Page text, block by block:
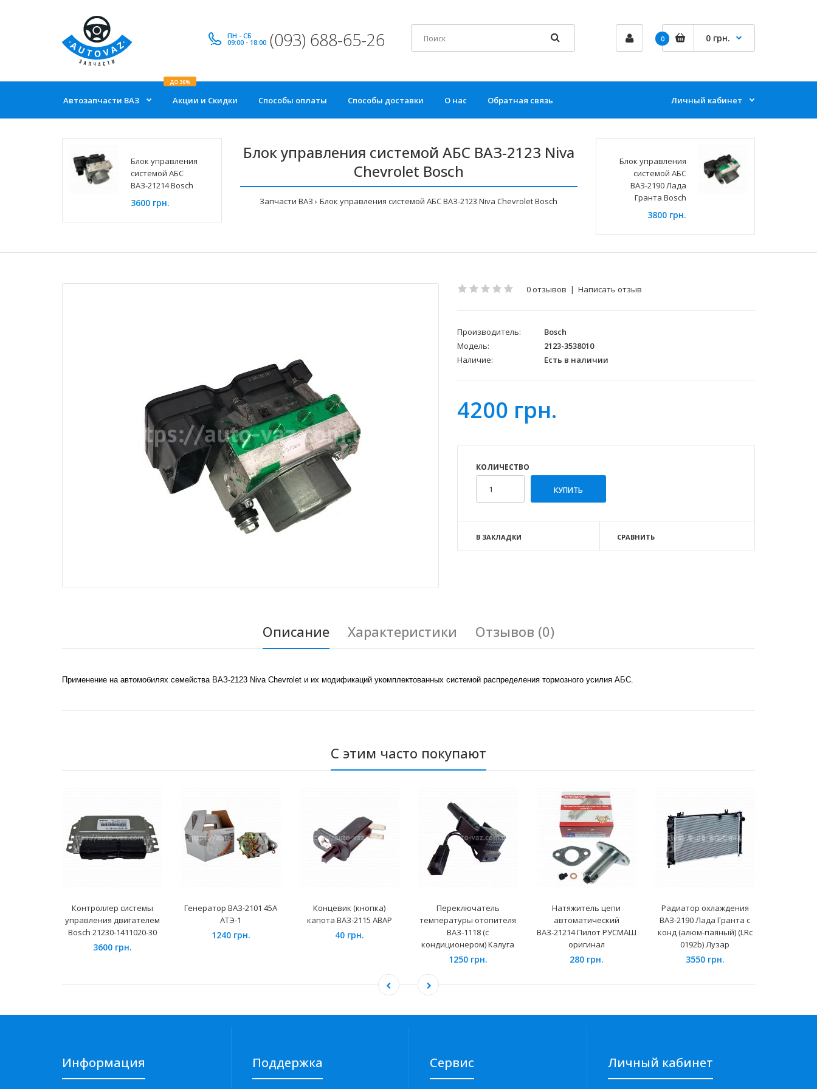
ПН - СБ
09:00 - 18:00 (093) 688-65-26 0 0 грн.
Автозапчасти ВАЗ Акции и Скидки
ДО 30%
Способы оплаты Способы доставки О нас Обратная связь Личный кабинет
Блок управления
системой АБС
ВАЗ-21214 Bosch
3600 грн.
Блок управления системой АБС ВАЗ-2123 Niva
Chevrolet Bosch
Запчасти ВАЗ Блок управления системой АБС ВАЗ-2123 Niva Chevrolet Bosch
Блок управления
системой АБС
ВАЗ-2190 Лада
Гранта Bosch
3800 грн.
0 отзывов | Написать отзыв
Производитель:
Bosch
Модель:
2123-3538010
Наличие:
Есть в наличии
4200 грн.
КОЛИЧЕСТВО
В ЗАКЛАДКИ СРАВНИТЬ
Описание Характеристики Отзывов (0)
Применение на автомобилях семейства ВАЗ-2123 Niva Chevrolet и их модификаций укомплектованных системой распределения тормозного усилия АБС.
С этим часто покупают
Контроллер системы
управления двигателем
Bosch 21230-1411020-30
3600 грн.
Генератор ВАЗ-2101 45А
АТЭ-1
1240 грн.
Концевик (кнопка)
капота ВАЗ-2115 АВАР
40 грн.
Переключатель
температуры отопителя
ВАЗ-1118 (с
кондиционером) Калуга
1250 грн.
Натяжитель цепи
автоматический
ВАЗ-21214 Пилот РУСМАШ
оригинал
280 грн.
Радиатор охлаждения
ВАЗ-2190 Лада Гранта с
конд (алюм-паяный) (LRc
0192b) Лузар
3550 грн.
Информация Поддержка Сервис Личный кабинет